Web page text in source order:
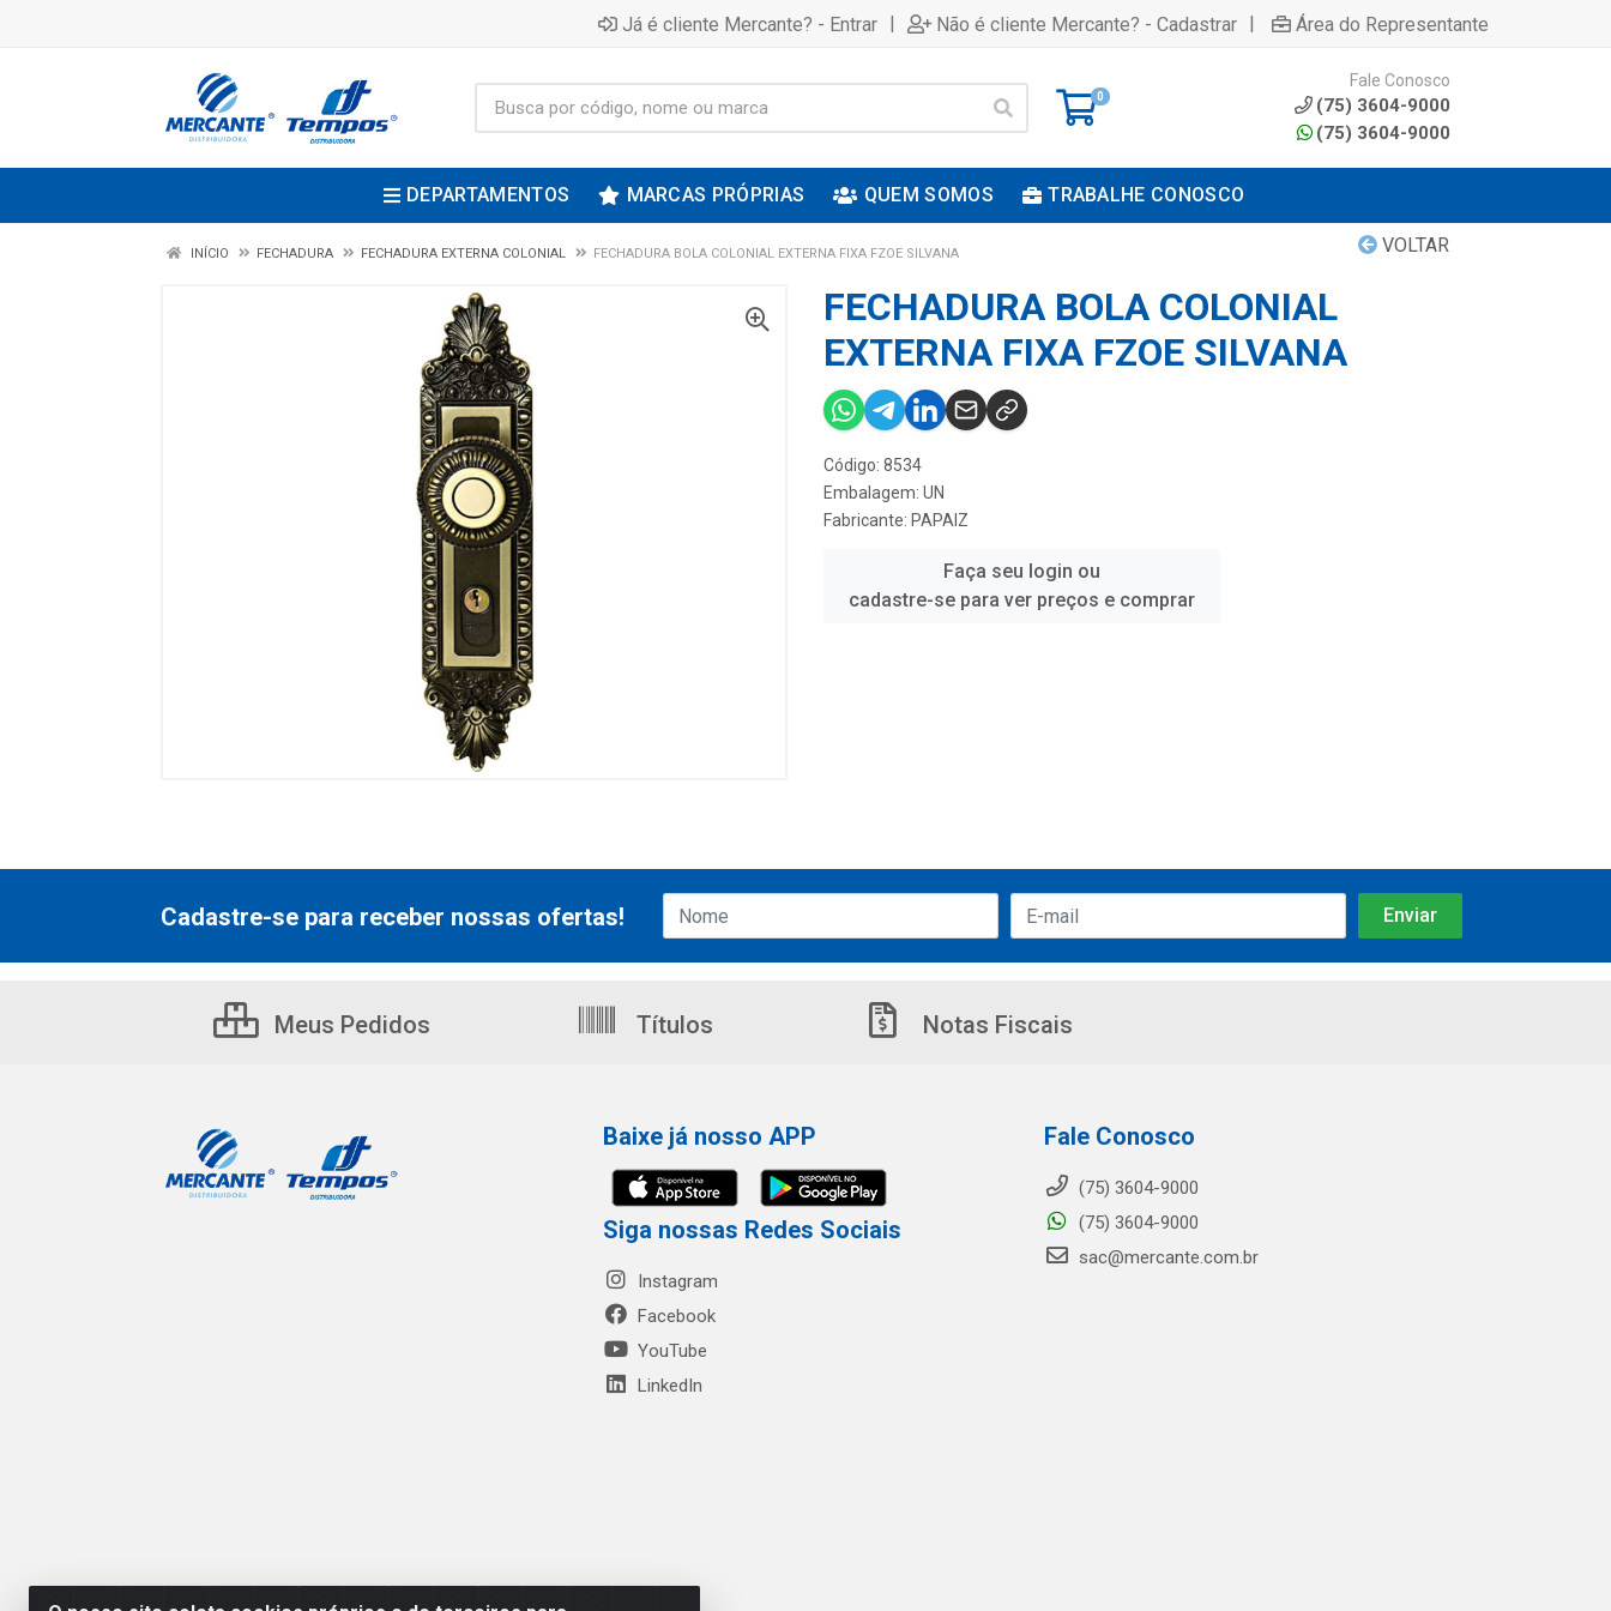
Já é cliente Mercante? - Entrar | Não é cliente Mercante? - Cadastrar | Área do Representante
0
Fale Conosco
(75) 3604-9000
(75) 3604-9000
DEPARTAMENTOS MARCAS PRÓPRIAS QUEM SOMOS TRABALHE CONOSCO
VOLTAR
INÍCIO FECHADURA FECHADURA EXTERNA COLONIAL FECHADURA BOLA COLONIAL EXTERNA FIXA FZOE SILVANA
FECHADURA BOLA COLONIAL
EXTERNA FIXA FZOE SILVANA
Código: 8534
Embalagem: UN
Fabricante: PAPAIZ
Faça seu login ou
cadastre-se para ver preços e comprar
Cadastre-se para receber nossas ofertas!
Meus Pedidos Títulos Notas Fiscais
Baixe já nosso APP
Siga nossas Redes Sociais
Instagram
Facebook
YouTube
LinkedIn
Fale Conosco
(75) 3604-9000
(75) 3604-9000
sac@mercante.com.br